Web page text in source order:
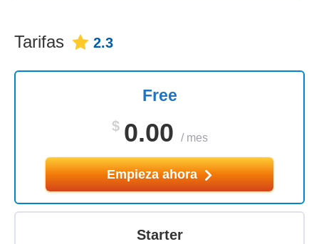
Tarifas 2.3
Free
$ 0.00 / mes
Empieza ahora
Starter